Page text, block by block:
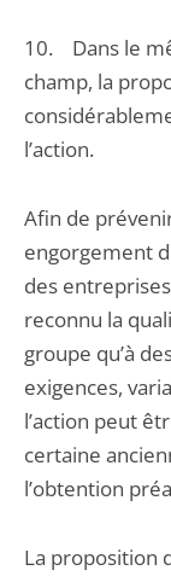
10. Dans le
champ, la
l’action.
Afin de
engorgement
des
reconnu la
groupe qu’à
exigences,
l’action peut
certaine
l’obtention
La proposition